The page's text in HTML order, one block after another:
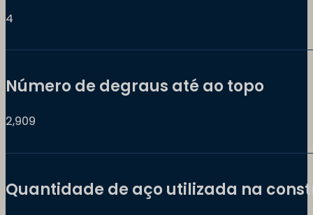
4
Número de degraus até ao topo
2,909
Quantidade de aço utilizada na